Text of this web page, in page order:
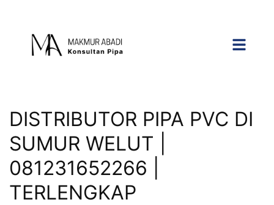
DISTRIBUTOR PIPA PVC DI
SUMUR WELUT |
081231652266 |
TERLENGKAP